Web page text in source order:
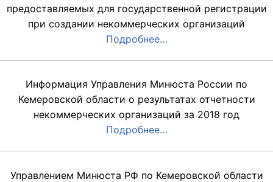
предоставляемых для государственной регистрации
при создании некоммерческих организаций
Подробнее…
Информация Управления Минюста России по
Кемеровской области о результатах отчетности
некоммерческих организаций за 2018 год
Подробнее…
Управлением Минюста РФ по Кемеровской области